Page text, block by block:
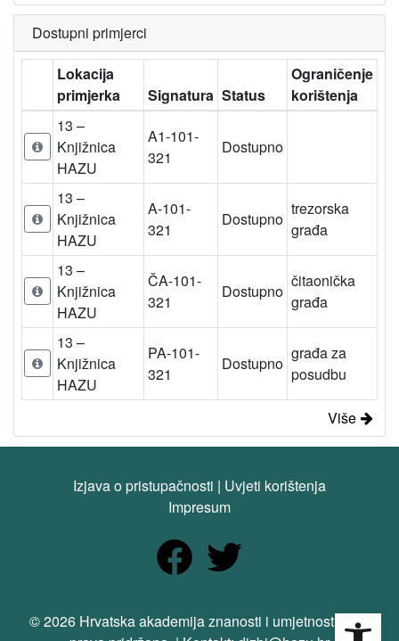
Dostupni primjerci
Lokacija
primjerka
Signatura Status
Ograničenje
korištenja
13 –
Knjižnica
HAZU
A1-101-
321
Dostupno
13 –
Knjižnica
HAZU
A-101-
321
Dostupno
trezorska
građa
13 –
Knjižnica
HAZU
ČA-101-
321
Dostupno
čitaonička
građa
13 –
Knjižnica
HAZU
PA-101-
321
Dostupno
građa za
posudbu
Više
Izjava o pristupačnosti | Uvjeti korištenja
Impresum
© 2026 Hrvatska akademija znanosti i umjetnosti. Sva